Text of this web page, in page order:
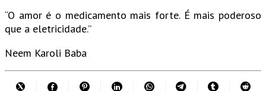
“O amor é o medicamento mais forte. É mais poderoso
que a eletricidade.”
Neem Karoli Baba